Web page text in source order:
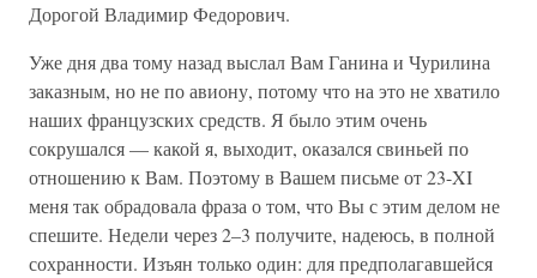
Дорогой Владимир Федорович.
Уже дня два тому назад выслал Вам Ганина и Чурилина
заказным, но не по авиону, потому что на это не хватило
наших французских средств. Я было этим очень
сокрушался — какой я, выходит, оказался свиньей по
отношению к Вам. Поэтому в Вашем письме от 23-XI
меня так обрадовала фраза о том, что Вы с этим делом не
спешите. Недели через 2–3 получите, надеюсь, в полной
сохранности. Изъян только один: для предполагавшейся